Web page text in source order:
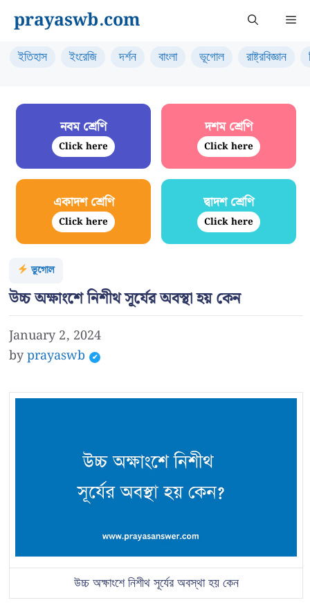
content
prayaswb.com
ইতিহাস ইংরেজি দর্শন বাংলা ভূগোল রাষ্ট্রবিজ্ঞান
নবম শ্রেণি
Click here
দশম শ্রেণি
Click here
একাদশ শ্রেণি
Click here
দ্বাদশ শ্রেণি
Click here
ভূগোল
উচ্চ অক্ষাংশে নিশীথ সূর্যের অবস্থা হয় কেন
January 2, 2024
byprayaswb
উচ্চ অক্ষাংশে নিশীথ সূর্যের অবস্থা হয় কেন